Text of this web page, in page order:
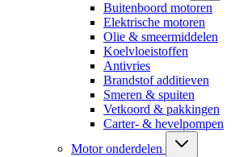
Buitenboord motoren
Elektrische motoren
Olie & smeermiddelen
Koelvloeistoffen
Antivries
Brandstof additieven
Smeren & spuiten
Vetkoord & pakkingen
Carter- & hevelpompen
Motor onderdelen